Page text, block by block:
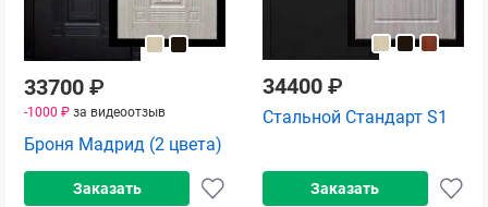
33700 ₽
-1000 ₽ за видеоотзыв
Броня Мадрид (2 цвета)
Заказать
34400 ₽
Стальной Стандарт S1
Заказать